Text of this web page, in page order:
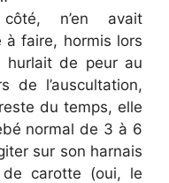
n’en avait
à faire, hormis lors
hurlait de peur au
de l’auscultation,
du temps, elle
normal de 3 à 6
sur son harnais
carotte (oui, le